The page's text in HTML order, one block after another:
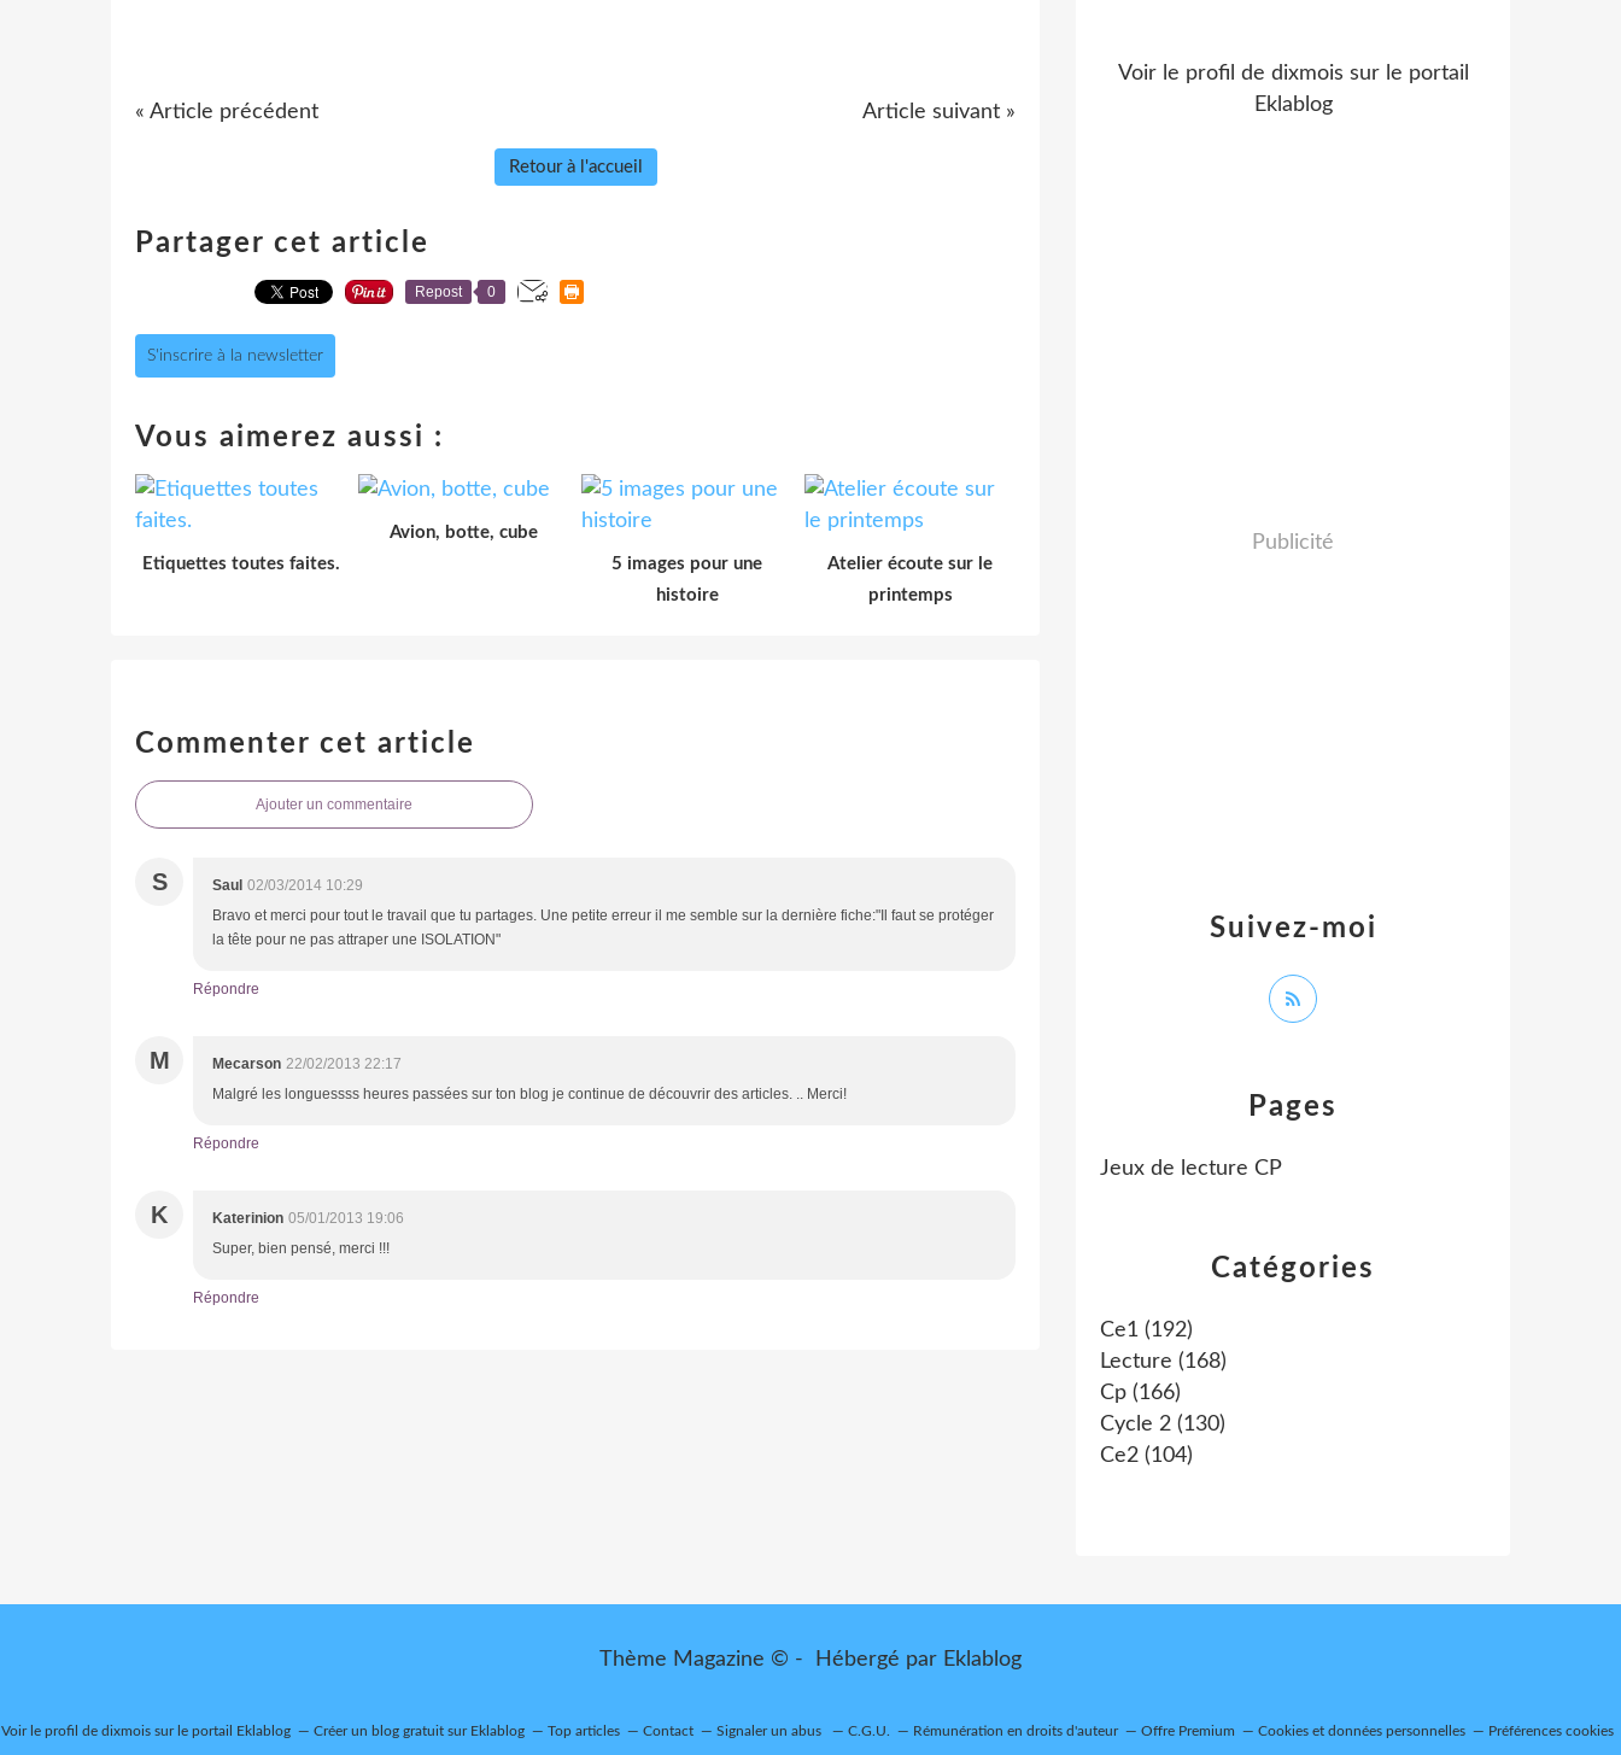
« Article précédent Article suivant »
Retour à l'accueil
Partager cet article
Repost 0
S'inscrire à la newsletter
Vous aimerez aussi :
Etiquettes toutes faites.
Avion, botte, cube
5 images pour une
histoire
Atelier écoute sur le
printemps
Commenter cet article
Ajouter un commentaire
S Saul 02/03/2014 10:29
Bravo et merci pour tout le travail que tu partages. Une petite erreur il me semble sur la dernière fiche:"Il faut se protéger
la tête pour ne pas attraper une ISOLATION"
Répondre
M Mecarson 22/02/2013 22:17
Malgré les longuessss heures passées sur ton blog je continue de découvrir des articles. .. Merci!
Répondre
K Katerinion 05/01/2013 19:06
Super, bien pensé, merci !!!
Répondre
Catégories
Ce1 (192)
Lecture (168)
Cp (166)
Cycle 2 (130)
Ce2 (104)
Pages
Jeux de lecture CP
Suivez-moi
Voir le profil de dixmois sur le portail
Eklablog
Publicité
Thème Magazine © - Hébergé par Eklablog
Voir le profil de dixmoissur le portail Eklablog Créer un blog gratuit sur Eklablog Top articles Contact Signaler un abus C.G.U. Rémunération en droits d'auteur Offre Premium Cookies et données personnelles Préférences cookies